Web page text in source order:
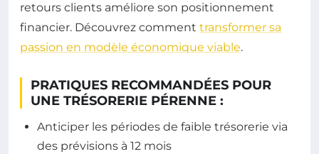
retours clients améliore son positionnement
financier. Découvrez comment transformer sa
passion en modèle économique viable.
PRATIQUES RECOMMANDÉES POUR
UNE TRÉSORERIE PÉRENNE :
Anticiper les périodes de faible trésorerie via
des prévisions à 12 mois